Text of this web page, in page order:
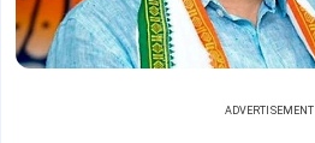
ADVERTISEMENT